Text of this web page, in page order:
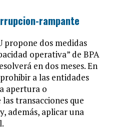
propone dos medidas
operativa” de BPA
en dos meses. En
a las entidades
apertura o
transacciones que
además, aplicar una